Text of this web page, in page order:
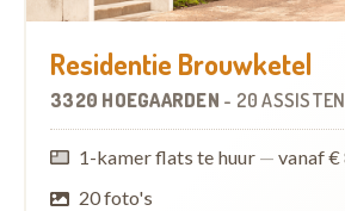
Residentie Brouwketel
3320 HOEGAARDEN - 20
1-kamer flats te huur — vanaf €
20 foto's